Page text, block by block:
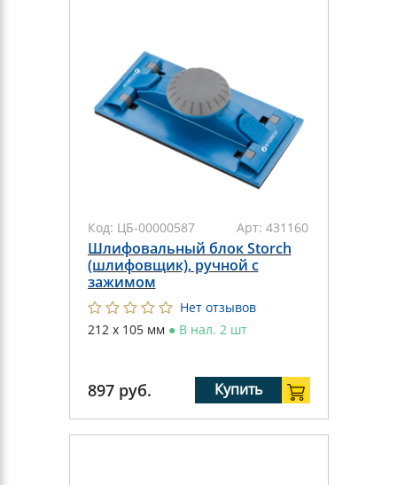
Код: ЦБ-00000587 Арт: 431160
Шлифовальный блок Storch
(шлифовщик), ручной с
зажимом
Нет отзывов
212 х 105 мм ● В нал. 2 шт
897 руб. Купить